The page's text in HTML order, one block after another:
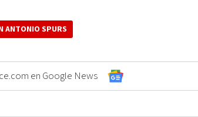
ANTONIO SPURS
en Google News